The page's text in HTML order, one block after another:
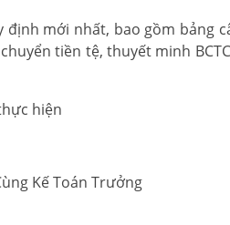
mới nhất, bao gồm bảng
tiền tệ, thuyết minh
hiện
Kế Toán Trưởng